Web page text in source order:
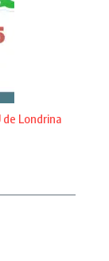
de Londrina